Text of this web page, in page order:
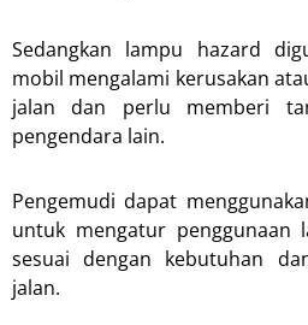
Sedangkan lampu hazard
mobil mengalami kerusakan
jalan dan perlu memberi
pengendara lain.
Pengemudi dapat
untuk mengatur penggunaan
sesuai dengan kebutuhan
jalan.